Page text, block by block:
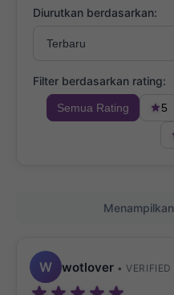
Diurutkan berdasarkan:
Filter berdasarkan rating:
Semua Rating 5
Menampilkan
W wotlover • VERIFIED